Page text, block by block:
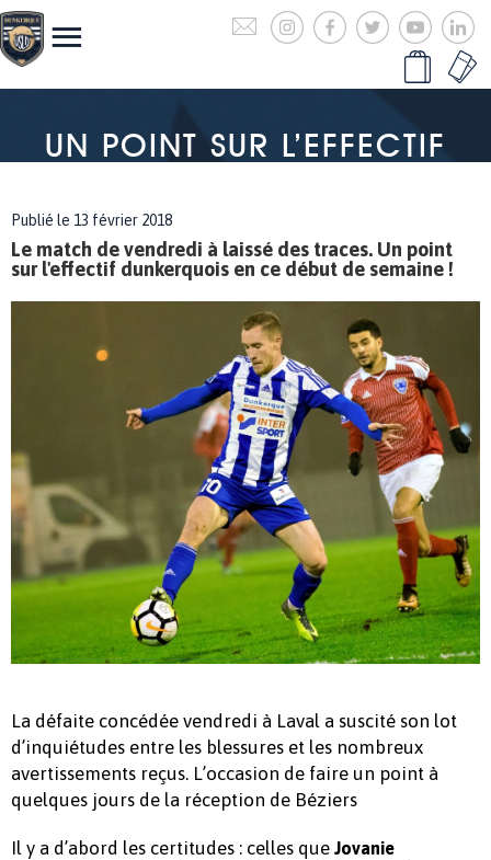
UN POINT SUR L’EFFECTIF
Publié le 13 février 2018
Le match de vendredi à laissé des traces. Un point
sur l'effectif dunkerquois en ce début de semaine !
La défaite concédée vendredi à Laval a suscité son lot
d’inquiétudes entre les blessures et les nombreux
avertissements reçus. L’occasion de faire un point à
quelques jours de la réception de Béziers
Il y a d’abord les certitudes : celles que Jovanie